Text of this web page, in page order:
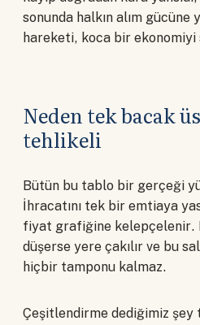
sonunda halkın alım gücüne
hareketi, koca bir ekonomiyi
Neden tek bacak
tehlikeli
Bütün bu tablo bir gerçeği
İhracatını tek bir emtiaya
fiyat grafiğine kelepçelenir.
düşerse yere çakılır ve bu
hiçbir tamponu kalmaz.
Çeşitlendirme dediğimiz şey